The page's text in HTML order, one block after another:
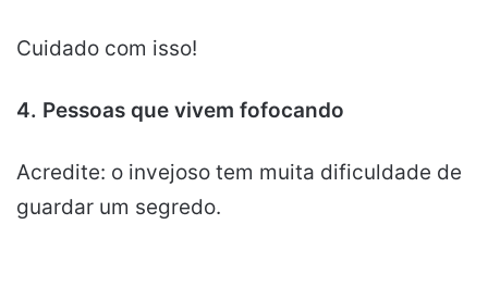
Cuidado com isso!
4. Pessoas que vivem fofocando
Acredite: o invejoso tem muita dificuldade de
guardar um segredo.